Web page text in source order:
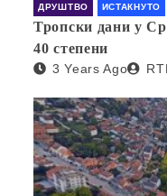
ДРУШТВО ИСТАКНУТО
Тропски дани у
40 степени
3 Years Ago